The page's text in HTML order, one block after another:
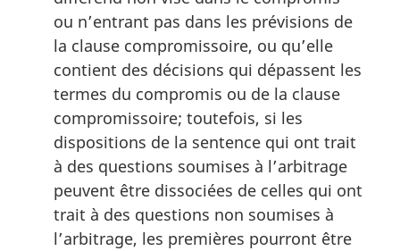
ou n’entrant pas dans les prévisions de
la clause compromissoire, ou qu’elle
contient des décisions qui dépassent les
termes du compromis ou de la clause
compromissoire; toutefois, si les
dispositions de la sentence qui ont trait
à des questions soumises à l’arbitrage
peuvent être dissociées de celles qui ont
trait à des questions non soumises à
l’arbitrage, les premières pourront être